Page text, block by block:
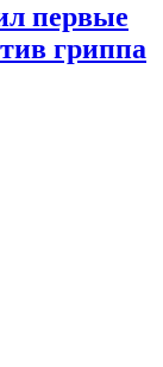
первые
гриппа